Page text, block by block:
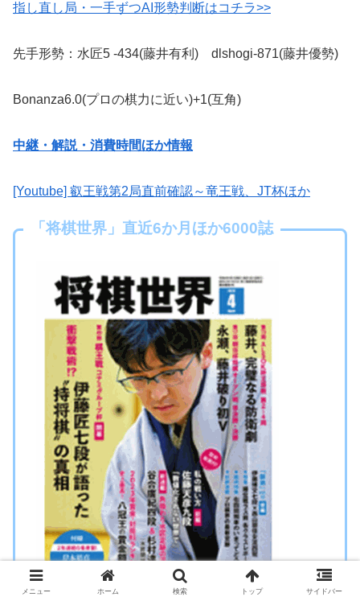
指し直し局・一手ずつAI形勢判断はコチラ>>
先手形勢：水匠5 -434(藤井有利) dlshogi-871(藤井優勢)
Bonanza6.0(プロの棋力に近い)+1(互角)
中継・解説・消費時間ほか情報
[Youtube] 叡王戦第2局直前確認～竜王戦、JT杯ほか
「将棋世界」直近6か月ほか6000誌
メニュー ホーム 検索 トップ サイドバー